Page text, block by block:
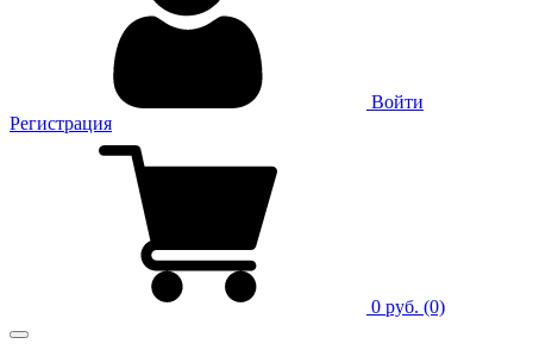
Войти
Регистрация
0 руб. (0)